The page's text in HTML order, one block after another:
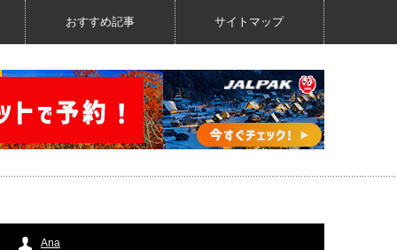
おすすめ記事 サイトマップ
Ana